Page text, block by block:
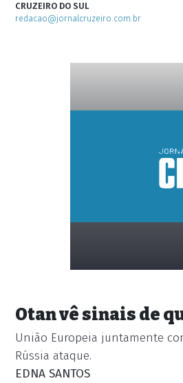
CRUZEIRO DO SUL
redacao@jornalcruzeiro.com.br
Otan vê sinais de
União Europeia juntamente
Rússia ataque.
EDNA SANTOS